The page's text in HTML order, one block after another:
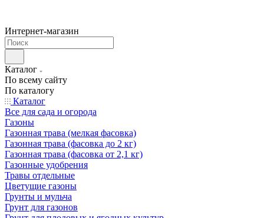
Интернет-магазин
Каталог
По всему сайту
По каталогу
Каталог
Все для сада и огорода
Газоны
Газонная трава (мелкая фасовка)
Газонная трава (фасовка до 2 кг)
Газонная трава (фасовка от 2,1 кг)
Газонные удобрения
Травы отдельные
Цветущие газоны
Грунты и мульча
Грунт для газонов